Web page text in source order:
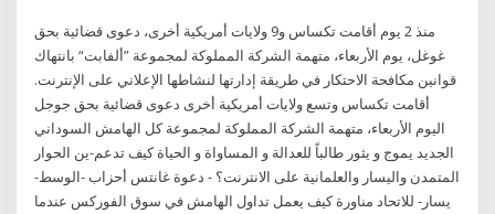
منذ 2 يوم أقامت تكساس و9 ولايات أمريكية أخرى، دعوى قضائية بحق
غوغل، يوم الأربعاء، متهمة الشركة المملوكة لمجموعة ”ألفابت“ بانتهاك
قوانين مكافحة الاحتكار في طريقة إدارتها لنشاطها الإعلاني على الإنترنت.
أقامت تكساس وتسع ولايات أمريكية أخرى دعوى قضائية بحق جوجل
اليوم الأربعاء، متهمة الشركة المملوكة لمجموعة كل الهامش السوداني
الجديد يموج و يثور طالباً للعدالة و المساواة و الحياة كيف تدعم-ين الحوار
المتمدن واليسار والعلمانية على الانترنت؟ - دعوة غانتس أحزاب -الوسط-
يسار- للاتحاد مناورة كيف يعمل تداول الهامش في سوق الفوركس عندما